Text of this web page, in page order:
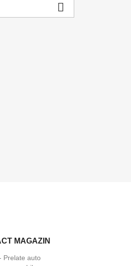

MAGAZIN
Prelate auto